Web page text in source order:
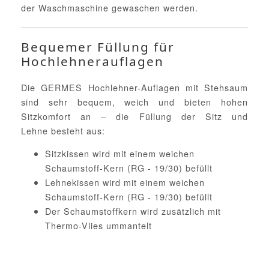
der Waschmaschine gewaschen werden.
Bequemer Füllung für
Hochlehnerauflagen
Die GERMES Hochlehner-Auflagen mit Stehsaum
sind sehr bequem, weich und bieten hohen
Sitzkomfort an – die Füllung der Sitz und
Lehne besteht aus:
Sitzkissen wird mit einem weichen
Schaumstoff-Kern (RG - 19/30) befüllt
Lehnekissen wird mit einem weichen
Schaumstoff-Kern (RG - 19/30) befüllt
Der Schaumstoffkern wird zusätzlich mit
Thermo-Vlies ummantelt